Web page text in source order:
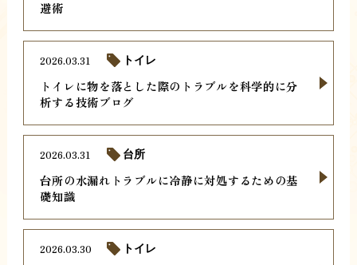
避術
トイレに物を落とした際のトラブルを科学的に分
析する技術ブログ
2026.03.31 トイレ
台所の水漏れトラブルに冷静に対処するための基
礎知識
2026.03.31 台所
2026.03.30 トイレ